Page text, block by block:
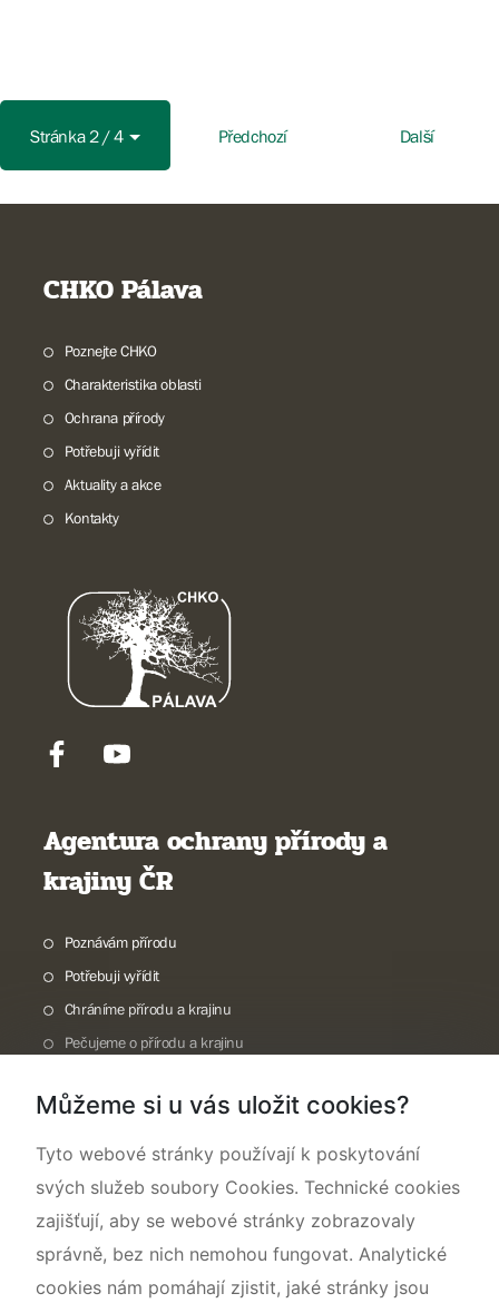
Stránka 2 / 4 Předchozí Další
CHKO Pálava
Poznejte CHKO
Charakteristika oblasti
Ochrana přírody
Potřebuji vyřídit
Aktuality a akce
Kontakty
Agentura ochrany přírody a
krajiny ČR
Poznávám přírodu
Potřebuji vyřídit
Chráníme přírodu a krajinu
Pečujeme o přírodu a krajinu
O nás
Můžeme si u vás uložit cookies?
Tyto webové stránky používají k poskytování
svých služeb soubory Cookies. Technické cookies
zajišťují, aby se webové stránky zobrazovaly
správně, bez nich nemohou fungovat. Analytické
cookies nám pomáhají zjistit, jaké stránky jsou